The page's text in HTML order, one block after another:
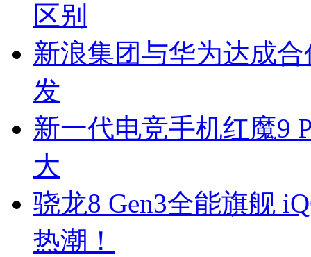
区别
新浪集团与华为达成
发
新一代电竞手机红魔9
大
骁龙8 Gen3全能旗舰
热潮！